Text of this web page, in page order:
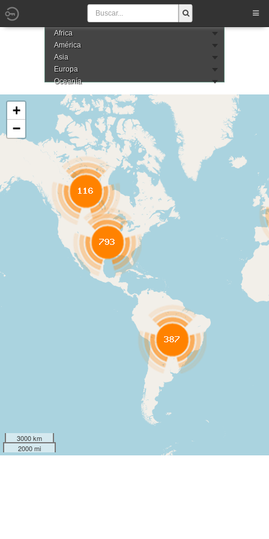
Africa
América
Asia
Europa
Oceanía
+
−
3000 km
2000 mi